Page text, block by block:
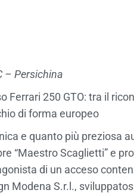
– Persichina
Ferrari 250 GTO: tra il
di forma europeo
e quanto più preziosa
“Maestro Scaglietti” e
di un acceso
Modena S.r.l.,